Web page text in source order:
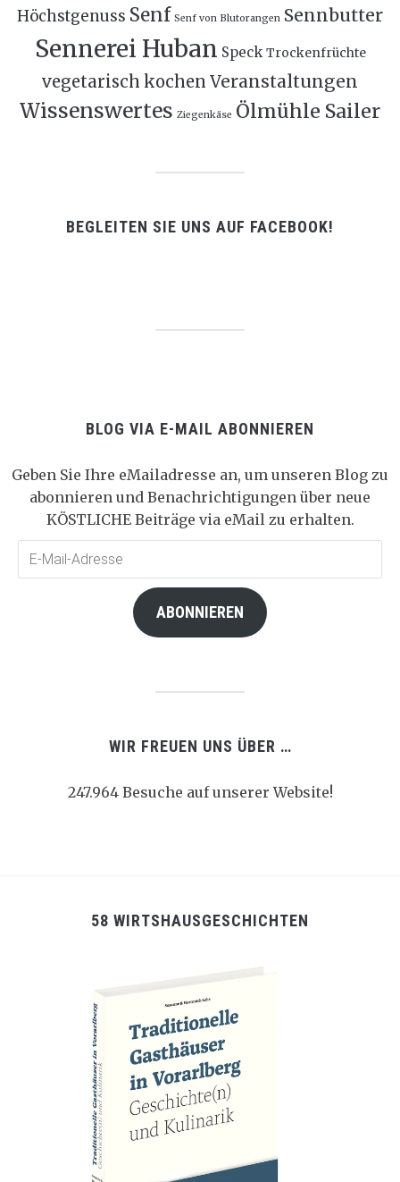
Höchstgenuss Senf Senf von Blutorangen Sennbutter
Sennerei Huban Speck Trockenfrüchte
vegetarisch kochen Veranstaltungen
Wissenswertes Ziegenkäse Ölmühle Sailer
BEGLEITEN SIE UNS AUF FACEBOOK!
BLOG VIA E-MAIL ABONNIEREN
Geben Sie Ihre eMailadresse an, um unseren Blog zu
abonnieren und Benachrichtigungen über neue
KÖSTLICHE Beiträge via eMail zu erhalten.
ABONNIEREN
WIR FREUEN UNS ÜBER …
247.964 Besuche auf unserer Website!
58 WIRTSHAUSGESCHICHTEN